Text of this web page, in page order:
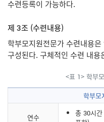
수련등록이 가능하다.
제 3조 (수련내용)
학부모지원전문가 수련내용
구성된다. 구체적인 수련 내
<표 1> 학부
학부모
연수
총 30시